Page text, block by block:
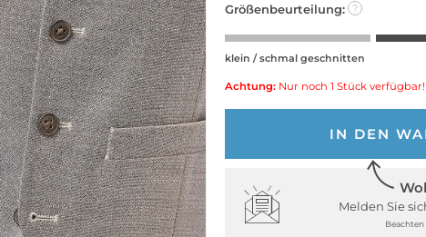
Größenbeurteilung: ?
klein / schmal geschnitten
Achtung: Nur noch 1 Stück verfügbar!
IN DEN
Melden Sie
Beachten